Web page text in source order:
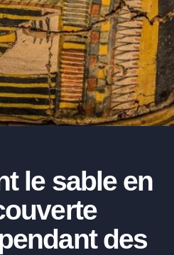
le sable en
des